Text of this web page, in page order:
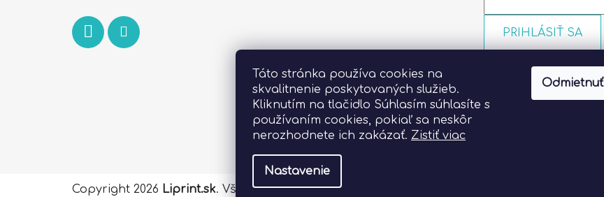
Táto stránka používa cookies na
skvalitnenie poskytovaných služieb.
Kliknutím na tlačidlo Súhlasím súhlasíte s
používaním cookies, pokiaľ sa neskôr
nerozhodnete ich zakázať. Zistiť viac
Nastavenie
Odmietnuť
Sledovať na Instagrame
PRIHLÁSIŤ SA
Copyright 2026 Liprint.sk. Všetky práva vyhradené.